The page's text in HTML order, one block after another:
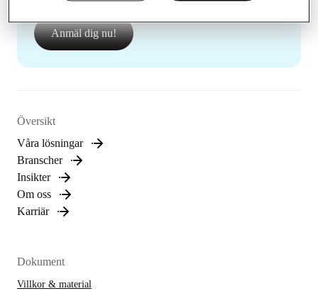
Anmäl dig nu!
Översikt
Våra lösningar
Branscher
Insikter
Om oss
Karriär
Dokument
Villkor & material